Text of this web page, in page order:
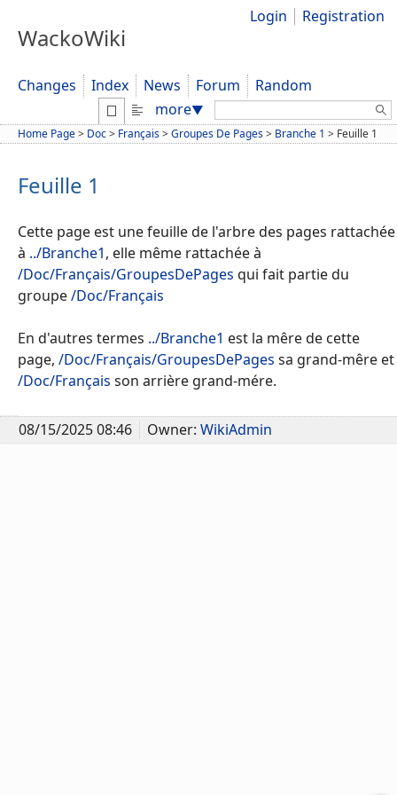
WackoWiki
Login Registration
Changes Index News Forum
Random
more▼ Search:
Home Page> Doc> Français>Groupes De Pages> Branche 1 > Feuille 1
Feuille 1
Cette page est une feuille de l'arbre des pages rattachée
à ../Branche1, elle même rattachée à
/Doc/Français/GroupesDePages qui fait partie du
groupe/Doc/Français
En d'autres termes ../Branche1 est la mêre de cette
page, /Doc/Français/GroupesDePages sa grand-mêre et
/Doc/Français son arrière grand-mére.
08/15/2025 08:46 Owner: WikiAdmin